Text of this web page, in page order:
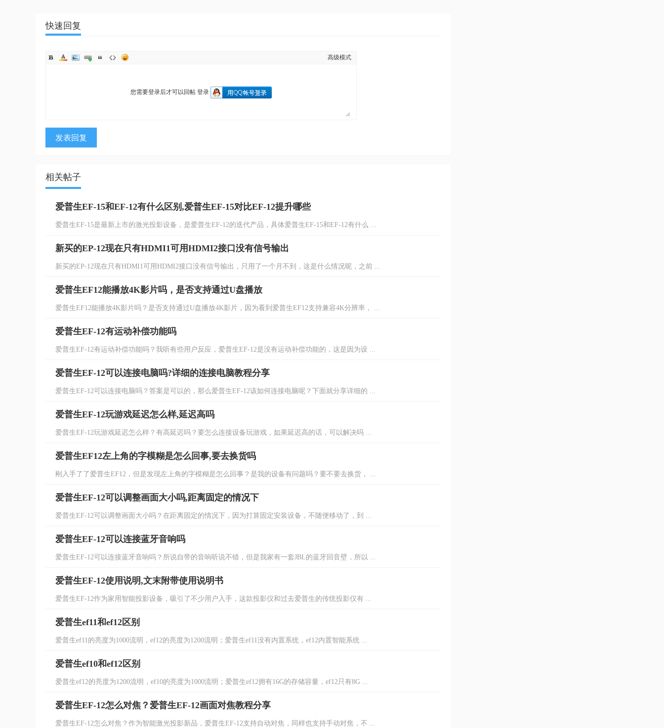
快速回复
高级模式
您需要登录后才可以回帖 登录
发表回复
相关帖子
爱普生EF-15和EF-12有什么区别,爱普生EF-15对比EF-12提升哪些
爱普生EF-15是最新上市的激光投影设备，是爱普生EF-12的迭代产品，具体爱普生EF-15和EF-12有什么 ...
新买的EP-12现在只有HDMI1可用HDMI2接口没有信号输出
新买的EP-12现在只有HDMI1可用HDMI2接口没有信号输出，只用了一个月不到，这是什么情况呢，之前 ...
爱普生EF12能播放4K影片吗，是否支持通过U盘播放
爱普生EF12能播放4K影片吗？是否支持通过U盘播放4K影片，因为看到爱普生EF12支持兼容4K分辨率， ...
爱普生EF-12有运动补偿功能吗
爱普生EF-12有运动补偿功能吗？我听有些用户反应，爱普生EF-12是没有运动补偿功能的，这是因为设 ...
爱普生EF-12可以连接电脑吗?详细的连接电脑教程分享
爱普生EF-12可以连接电脑吗？答案是可以的，那么爱普生EF-12该如何连接电脑呢？下面就分享详细的 ...
爱普生EF-12玩游戏延迟怎么样,延迟高吗
爱普生EF-12玩游戏延迟怎么样？有高延迟吗？要怎么连接设备玩游戏，如果延迟高的话，可以解决吗 ...
爱普生EF12左上角的字模糊是怎么回事,要去换货吗
刚入手了了爱普生EF12，但是发现左上角的字模糊是怎么回事？是我的设备有问题吗？要不要去换货， ...
爱普生EF-12可以调整画面大小吗,距离固定的情况下
爱普生EF-12可以调整画面大小吗？在距离固定的情况下，因为打算固定安装设备，不随便移动了，到 ...
爱普生EF-12可以连接蓝牙音响吗
爱普生EF-12可以连接蓝牙音响吗？所说自带的音响听说不错，但是我家有一套JBL的蓝牙回音壁，所以 ...
爱普生EF-12使用说明,文末附带使用说明书
爱普生EF-12作为家用智能投影设备，吸引了不少用户入手，这款投影仪和过去爱普生的传统投影仪有 ...
爱普生ef11和ef12区别
爱普生ef11的亮度为1000流明，ef12的亮度为1200流明；爱普生ef11没有内置系统，ef12内置智能系统 ...
爱普生ef10和ef12区别
爱普生ef12的亮度为1200流明，ef10的亮度为1000流明；爱普生ef12拥有16G的存储容量，ef12只有8G ...
爱普生EF-12怎么对焦？爱普生EF-12画面对焦教程分享
爱普生EF-12怎么对焦？作为智能激光投影新品，爱普生EF-12支持自动对焦，同样也支持手动对焦，不 ...